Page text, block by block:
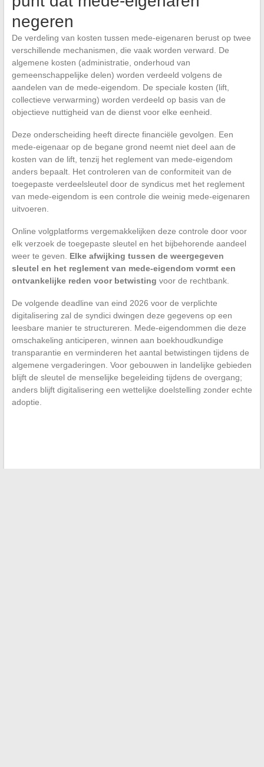
negeren
De verdeling van kosten tussen mede-eigenaren berust op twee
verschillende mechanismen, die vaak worden verward. De
algemene kosten (administratie, onderhoud van
gemeenschappelijke delen) worden verdeeld volgens de
aandelen van de mede-eigendom. De speciale kosten (lift,
collectieve verwarming) worden verdeeld op basis van de
objectieve nuttigheid van de dienst voor elke eenheid.
Deze onderscheiding heeft directe financiële gevolgen. Een
mede-eigenaar op de begane grond neemt niet deel aan de
kosten van de lift, tenzij het reglement van mede-eigendom
anders bepaalt. Het controleren van de conformiteit van de
toegepaste verdeelsleutel door de syndicus met het reglement
van mede-eigendom is een controle die weinig mede-eigenaren
uitvoeren.
Online volgplatforms vergemakkelijken deze controle door voor
elk verzoek de toegepaste sleutel en het bijbehorende aandeel
weer te geven. Elke afwijking tussen de weergegeven
sleutel en het reglement van mede-eigendom vormt een
ontvankelijke reden voor betwisting voor de rechtbank.
De volgende deadline van eind 2026 voor de verplichte
digitalisering zal de syndici dwingen deze gegevens op een
leesbare manier te structureren. Mede-eigendommen die deze
omschakeling anticiperen, winnen aan boekhoudkundige
transparantie en verminderen het aantal betwistingen tijdens de
algemene vergaderingen. Voor gebouwen in landelijke gebieden
blijft de sleutel de menselijke begeleiding tijdens de overgang;
anders blijft digitalisering een wettelijke doelstelling zonder echte
adoptie.